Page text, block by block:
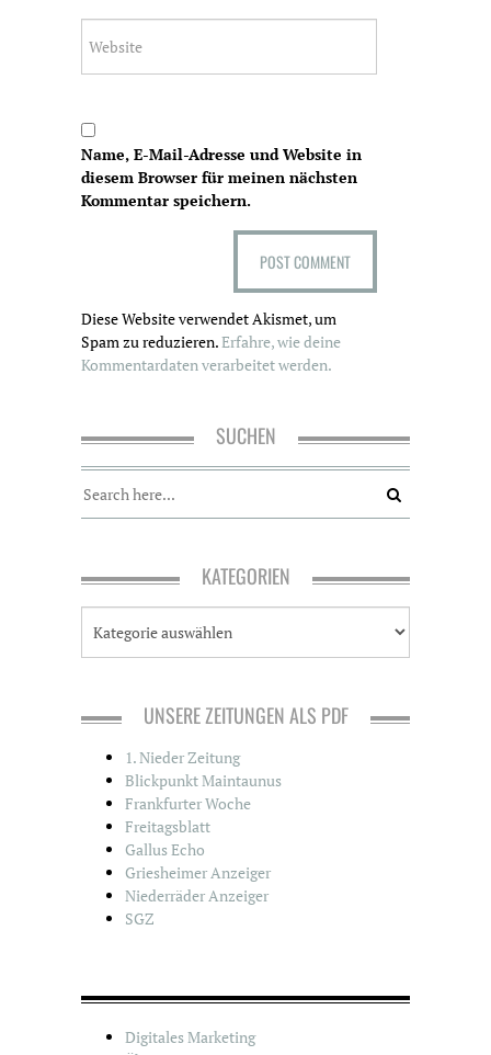
Name, E-Mail-Adresse und Website in
diesem Browser für meinen nächsten
Kommentar speichern.
Diese Website verwendet Akismet, um
Spam zu reduzieren.Erfahre, wie deine
Kommentardaten verarbeitet werden.
SUCHEN
KATEGORIEN
t
UNSERE ZEITUNGEN ALS PDF
1. Nieder Zeitung
Blickpunkt Maintaunus
Frankfurter Woche
Freitagsblatt
Gallus Echo
Griesheimer Anzeiger
Niederräder Anzeiger
SGZ
Digitales Marketing